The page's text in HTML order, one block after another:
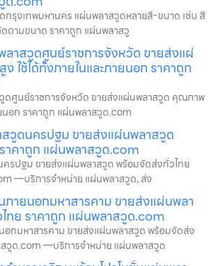
รุงเทพมหานคร แผ่นพลาสวูดหลายสี-ขนาด เช่น สี
ตามขนาด ราคาถูก แผ่นพลาสวู
ลาสวูดศูนย์ราชการจังหวัด ขายส่งแผ่
ใช้ได้ทั้งภายในและภายนอก ราคาถูก
ดศูนย์ราชการจังหวัด ขายส่งแผ่นพลาสวูด คุณภาพ
นอก ราคาถูก แผ่นพลาสวูด.com
วูดนครปฐม ขายส่งแผ่นพลาสวูด
าคาถูก แผ่นพลาสวูด.com
รปฐม ขายส่งแผ่นพลาสวูด พร้อมจัดส่งทั่วไทย
—บริการจำหน่าย แผ่นพลาสวูด, ส่ง
ายนอกมหาสารคาม ขายส่งแผ่นพลา
ทย ราคาถูก แผ่นพลาสวูด.com
อกมหาสารคาม ขายส่งแผ่นพลาสวูด พร้อมจัดส่ง
วูด.com —บริการจำหน่าย แผ่นพลาสวูด